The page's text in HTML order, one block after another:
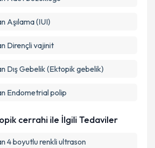
Aşılama (IUI)
Dirençli vajinit
Dış Gebelik (Ektopik gebelik)
Endometrial polip
cerrahi ile İlgili Tedaviler
4 boyutlu renkli ultrason